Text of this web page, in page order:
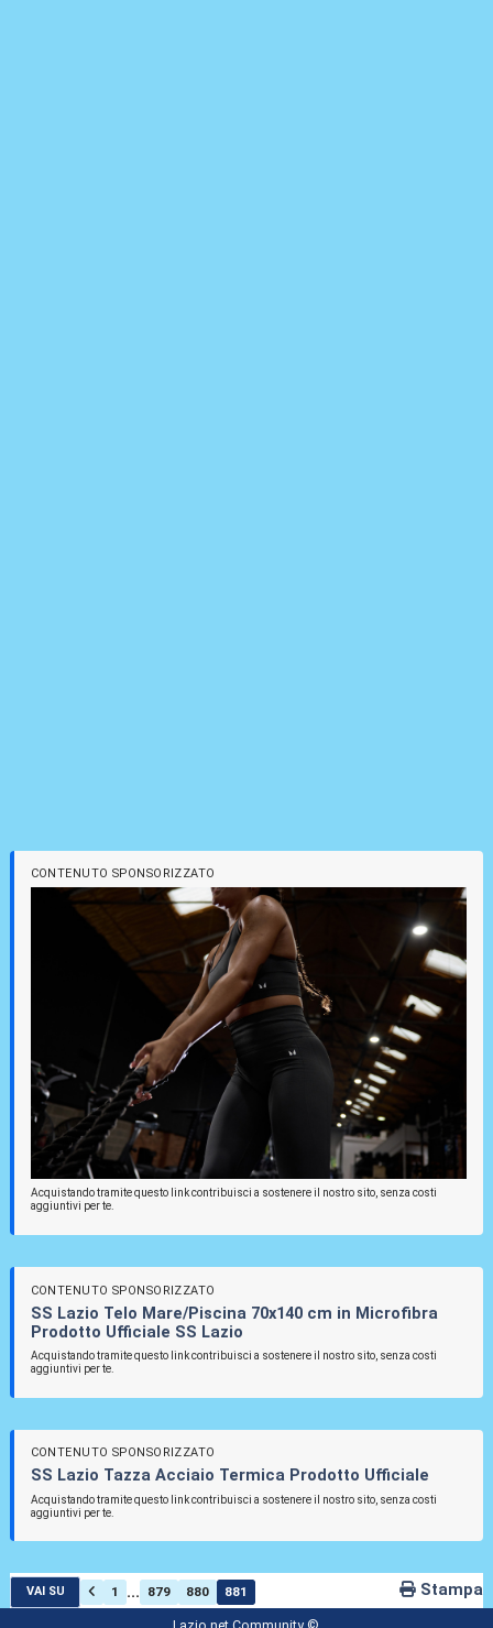
CONTENUTO SPONSORIZZATO
Acquistando tramite questo link contribuisci a sostenere il nostro sito, senza costi
aggiuntivi per te.
CONTENUTO SPONSORIZZATO
SS Lazio Telo Mare/Piscina 70x140 cm in Microfibra
Prodotto Ufficiale SS Lazio
Acquistando tramite questo link contribuisci a sostenere il nostro sito, senza costi
aggiuntivi per te.
CONTENUTO SPONSORIZZATO
SS Lazio Tazza Acciaio Termica Prodotto Ufficiale
Acquistando tramite questo link contribuisci a sostenere il nostro sito, senza costi
aggiuntivi per te.
VAI SU 1 ... 879 880 881 Stampa